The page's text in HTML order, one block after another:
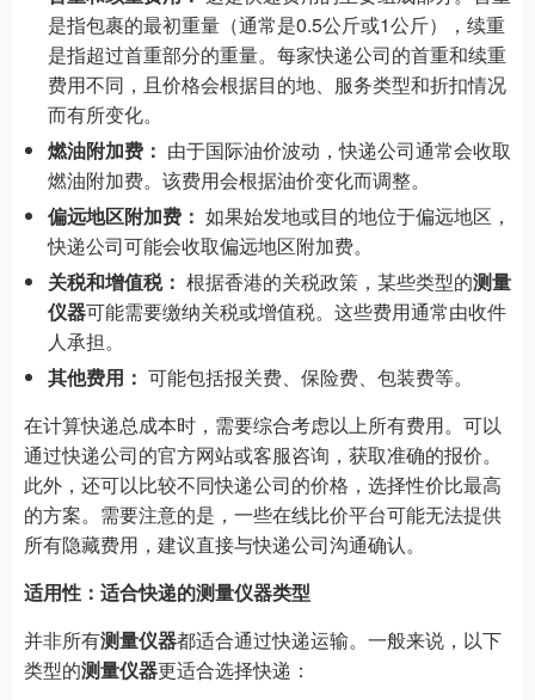
是指包裹的最初重量（通常是0.5公斤或1公斤），续重
是指超过首重部分的重量。每家快递公司的首重和续重
费用不同，且价格会根据目的地、服务类型和折扣情况
而有所变化。
燃油附加费： 由于国际油价波动，快递公司通常会收取
燃油附加费。该费用会根据油价变化而调整。
偏远地区附加费： 如果始发地或目的地位于偏远地区，
快递公司可能会收取偏远地区附加费。
关税和增值税： 根据香港的关税政策，某些类型的测量
仪器可能需要缴纳关税或增值税。这些费用通常由收件
人承担。
其他费用： 可能包括报关费、保险费、包装费等。
在计算快递总成本时，需要综合考虑以上所有费用。可以
通过快递公司的官方网站或客服咨询，获取准确的报价。
此外，还可以比较不同快递公司的价格，选择性价比最高
的方案。需要注意的是，一些在线比价平台可能无法提供
所有隐藏费用，建议直接与快递公司沟通确认。
适用性：适合快递的测量仪器类型
并非所有测量仪器都适合通过快递运输。一般来说，以下
类型的测量仪器更适合选择快递：